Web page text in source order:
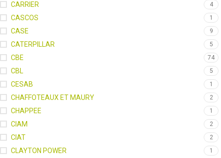
CARRIER 4
CASCOS 1
CASE 9
CATERPILLAR 5
CBE 74
CBL 5
CESAB 1
CHAFFOTEAUX ET MAURY 2
CHAPPEE 1
CIAM 2
CIAT 2
CLAYTON POWER 1